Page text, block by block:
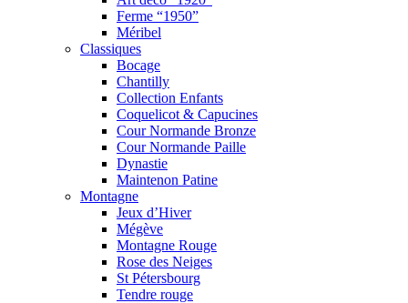
Ferme “1950”
Méribel
Classiques
Bocage
Chantilly
Collection Enfants
Coquelicot & Capucines
Cour Normande Bronze
Cour Normande Paille
Dynastie
Maintenon Patine
Montagne
Jeux d’Hiver
Mégève
Montagne Rouge
Rose des Neiges
St Pétersbourg
Tendre rouge